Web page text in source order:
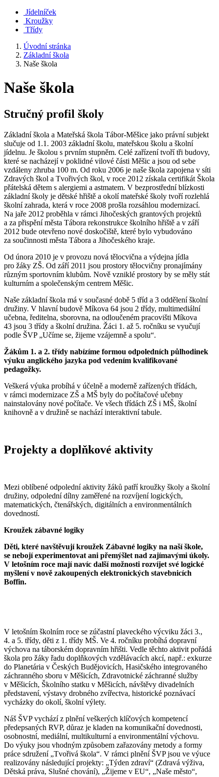
Jídelníček
Kroužky
Třídy
Úvodní stránka
Základní škola
Naše škola
Naše škola
Stručný profil školy
Základní škola a Mateřská škola Tábor-Měšice jako právní subjekt
slučuje od 1.1. 2003 základní školu, mateřskou školu a školní
jídelnu. Je školou s prvním stupněm. Celé zařízení tvoří tři budovy,
které se nacházejí v poklidné vilové části Měšic a jsou od sebe
vzdáleny zhruba 100 m. Od roku 2006 je naše škola zapojena v síti
Zdravých škol a Tvořivých škol, v roce 2012 získala certifikát Škola
přátelská dětem s alergiemi a astmatem. V bezprostřední blízkosti
základní školy je dětské hřiště a okolí mateřské školy tvoří rozlehlá
školní zahrada, která v roce 2008 prošla rozsáhlou modernizací.
Na jaře 2012 proběhla v rámci Jihočeských grantových projektů
a za přispění města Tábora rekonstrukce školního hřiště a v září
2012 bude otevřeno nové doskočiště, které bylo vybudováno
za součinnosti města Tábora a Jihočeského kraje.
Od února 2010 je v provozu nová tělocvična a výdejna jídla
pro žáky ZŠ. Od září 2011 jsou prostory tělocvičny pronajímány
různým sportovním klubům. Nově vzniklé prostory by se měly stát
kulturním a společenským centrem Měšic.
Naše základní škola má v současné době 5 tříd a 3 oddělení školní
družiny. V hlavní budově Míkova 64 jsou 2 třídy, multimediální
učebna, ředitelna, sborovna, na odloučeném pracovišti Míkova
43 jsou 3 třídy a školní družina. Žáci 1. až 5. ročníku se vyučují
podle ŠVP „Učíme se, žijeme vzájemně a spolu“.
Žákům 1. a 2. třídy nabízíme formou odpoledních půlhodinek
výuku anglického jazyka pod vedením kvalifikované
pedagožky.
Veškerá výuka probíhá v účelně a moderně zařízených třídách,
v rámci modernizace ZŠ a MŠ byly do počítačové učebny
nainstalovány nové počítače. Ve všech třídách ZŠ i MŠ, školní
knihovně a v družině se nachází interaktivní tabule.
Projekty a doplňkové aktivity
Mezi oblíbené odpolední aktivity žáků patří kroužky školy a školní
družiny, odpolední dílny zaměřené na rozvíjení logických,
matematických, čtenářských, digitálních a environmentálních
dovedností.
Kroužek zábavné logiky
Děti, které navštěvují kroužek Zábavné logiky na naší škole,
se nebojí experimentovat ani přemýšlet nad zajímavými úkoly.
V letošním roce mají navíc další možnosti rozvíjet své logické
myšlení v nově zakoupených elektronických stavebnicích
Boffin.
V letošním školním roce se zúčastní plaveckého výcviku žáci 3.,
4. a 5. třídy, děti z 1. třídy MŠ. Ve 4. ročníku probíhá dopravní
výchova na táborském dopravním hřišti. Vedle těchto aktivit pořádá
škola pro žáky řadu doplňkových vzdělávacích akcí, např.: exkurze
do Planetária v Českých Budějovicích, Hasičského integrovaného
záchranného sboru v Měšicích, Zdravotnické záchranné služby
v Měšicích, Školního statku v Měšicích, návštěvy divadelních
představení, výstavy drobného zvířectva, historické poznávací
vycházky do okolí, školní výlety.
Náš ŠVP vychází z plnění veškerých klíčových kompetencí
předepsaných RVP, důraz je kladen na komunikační dovednosti,
osobnostní, mediální, multikulturní a environmentální výchovu.
Do výuky jsou vhodným způsobem zařazovány metody a formy
práce sdružení „Tvořivá škola“. V rámci plnění ŠVP jsou ve výuce
realizovány následující projekty: „Týden zdraví“ (Zdravá výživa,
Dětská práva, Slušné chování), „Žijeme v EU“, „Naše město“,